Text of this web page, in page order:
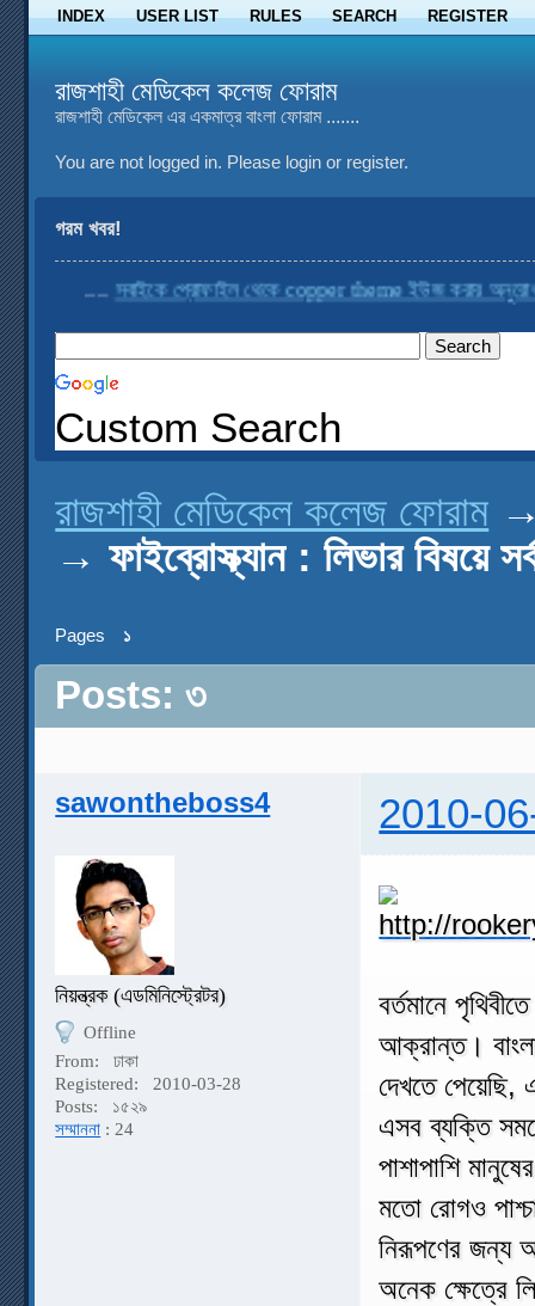
INDEX USER LIST RULES SEARCH REGISTER
রাজশাহী মেডিকেল কলেজ ফোরাম
রাজশাহী মেডিকেল এর একমাত্র বাংলা ফোরাম .......
You are not logged in. Please login or register.
গরম খবর!
সবাইকে প্রোফাইল থেকে copper theme ইউজ করার অনুরোধ করা
Custom Search
রাজশাহী মেডিকেল কলেজ ফোরাম
→ফাইব্রোস্ক্যান : লিভার বিষয়ে
Pages ১
Posts: ৩
sawontheboss4 2010-
নিয়ন্ত্রক (এডমিনিস্ট্রেটর)
Offline
From:
ঢাকা
Registered:
2010-03-28
Posts:
১৫২৯
সম্মাননা : 24
বর্তমানে
আক্রান্ত।
দেখতে
এসব ব্যক্তি
পাশাপাশি
মতো রোগও
নিরূপণের জন্য
অনেক ক্ষেত্রে